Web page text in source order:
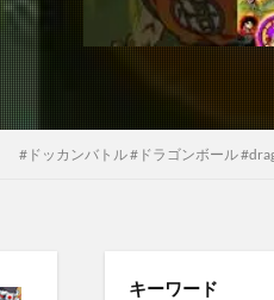
#ドッカンバトル #ドラゴンボール
キーワード